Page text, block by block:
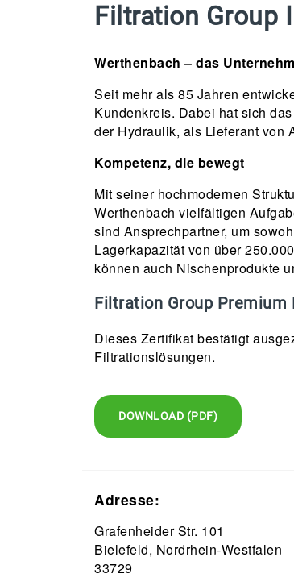
Filtration Group
Werthenbach – das
Seit mehr als 85 Jahren
Kundenkreis. Dabei hat sich
der Hydraulik, als Lieferant von
Kompetenz, die bewegt
Mit seiner hochmodernen
Werthenbach vielfältigen
sind Ansprechpartner, um
Lagerkapazität von über
können auch Nischenprodukte
Filtration Group Premium
Dieses Zertifikat bestätigt
Filtrationslösungen.
DOWNLOAD (PDF)
Adresse:
Grafenheider Str. 101
Bielefeld, Nordrhein-Westfalen
33729